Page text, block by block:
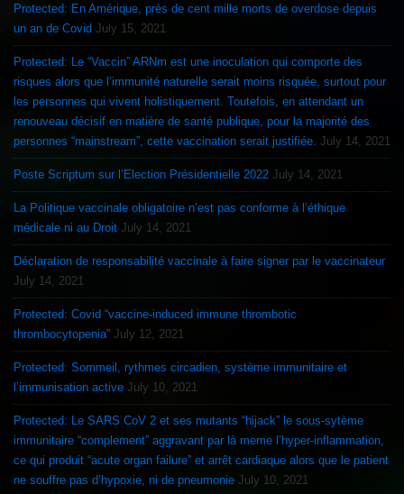
Protected: En Amérique, près de cent mille morts de overdose depuis
un an de Covid July 15, 2021
Protected: Le “Vaccin” ARNm est une inoculation qui comporte des
risques alors que l’immunité naturelle serait moins risquée, surtout pour
les personnes qui vivent holistiquement. Toutefois, en attendant un
renouveau décisif en matière de santé publique, pour la majorité des
personnes “mainstream”, cette vaccination serait justifiée. July 14, 2021
Poste Scriptum sur l’Election Présidentielle 2022 July 14, 2021
La Politique vaccinale obligatoire n’est pas conforme à l’éthique
médicale ni au Droit July 14, 2021
Déclaration de responsabilité vaccinale à faire signer par le vaccinateur
July 14, 2021
Protected: Covid “vaccine-induced immune thrombotic
thrombocytopenia” July 12, 2021
Protected: Sommeil, rythmes circadien, système immunitaire et
l’immunisation active July 10, 2021
Protected: Le SARS CoV 2 et ses mutants “hijack” le sous-sytème
immunitaire “complement” aggravant par là meme l’hyper-inflammation,
ce qui produit “acute organ failure” et arrêt cardiaque alors que le patient
ne souffre pas d’hypoxie, ni de pneumonie July 10, 2021